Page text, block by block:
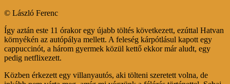
© László Ferenc
Így aztán este 11 órakor egy újabb töltés következett, ezúttal Hatvan
környékén az autópálya mellett. A feleség kárpótlásul kapott egy
cappuccinót, a három gyermek közül kettő ekkor már aludt, egy
pedig netflixezett.
Közben érkezett egy villanyautós, aki tölteni szeretett volna, de